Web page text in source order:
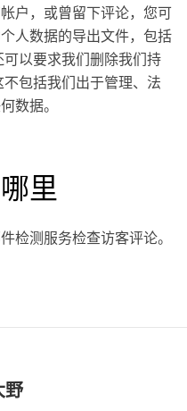
户，或曾留下评论，您可
人数据的导出文件，包括
以要求我们删除我们持
包括我们出于管理、法
数据。
里
检测服务检查访客评论。
野